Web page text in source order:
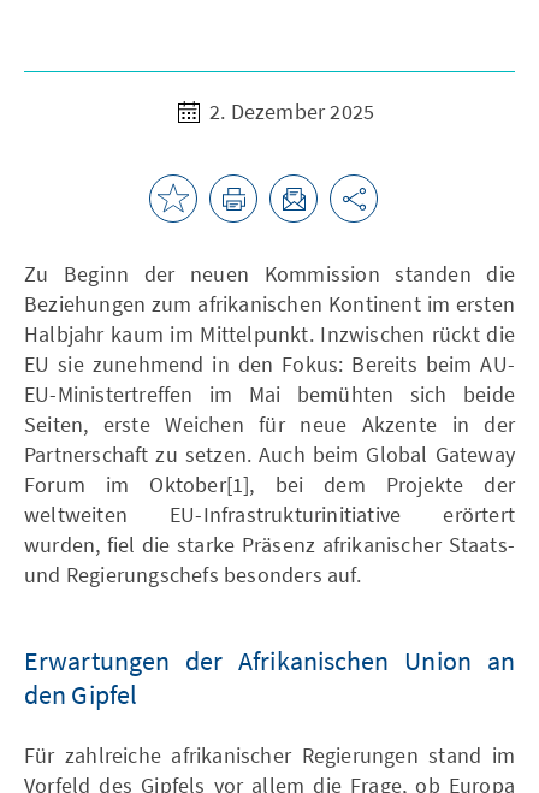
2. Dezember 2025
Zu Beginn der neuen Kommission standen die
Beziehungen zum afrikanischen Kontinent im ersten
Halbjahr kaum im Mittelpunkt. Inzwischen rückt die
EU sie zunehmend in den Fokus: Bereits beim AU-
EU-Ministertreffen im Mai bemühten sich beide
Seiten, erste Weichen für neue Akzente in der
Partnerschaft zu setzen. Auch beim Global Gateway
Forum im Oktober[1], bei dem Projekte der
weltweiten EU-Infrastrukturinitiative erörtert
wurden, fiel die starke Präsenz afrikanischer Staats-
und Regierungschefs besonders auf.
Erwartungen der Afrikanischen Union an
den Gipfel
Für zahlreiche afrikanischer Regierungen stand im
Vorfeld des Gipfels vor allem die Frage, ob Europa